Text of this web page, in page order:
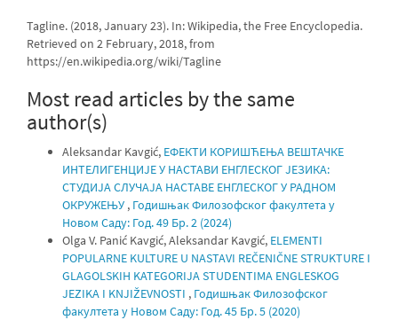
Tagline. (2018, January 23). In: Wikipedia, the Free Encyclopedia.
Retrieved on 2 February, 2018, from
https://en.wikipedia.org/wiki/Tagline
Most read articles by the same
author(s)
Aleksandar Kavgić, ЕФЕКТИ КОРИШЋЕЊА ВЕШТАЧКЕ
ИНТЕЛИГЕНЦИЈЕ У НАСТАВИ ЕНГЛЕСКОГ ЈЕЗИКА:
СТУДИЈА СЛУЧАЈА НАСТАВЕ ЕНГЛЕСКОГ У РАДНОМ
ОКРУЖЕЊУ , Годишњак Филозофског факултета у
Новом Саду: Год. 49 Бр. 2 (2024)
Olga V. Panić Kavgić, Aleksandar Kavgić, ELEMENTI
POPULARNE KULTURE U NASTAVI REČENIČNE STRUKTURE I
GLAGOLSKIH KATEGORIJA STUDENTIMA ENGLESKOG
JEZIKA I KNJIŽEVNOSTI , Годишњак Филозофског
факултета у Новом Саду: Год. 45 Бр. 5 (2020)